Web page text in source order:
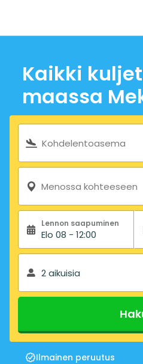
Kaikki
maassa
Hakulomake
Kohdelentoasema
Menossa kohteeseen
Lennon saapuminen
Elo 08 - 12:00
2 aikuisia
Ilmainen peruutus